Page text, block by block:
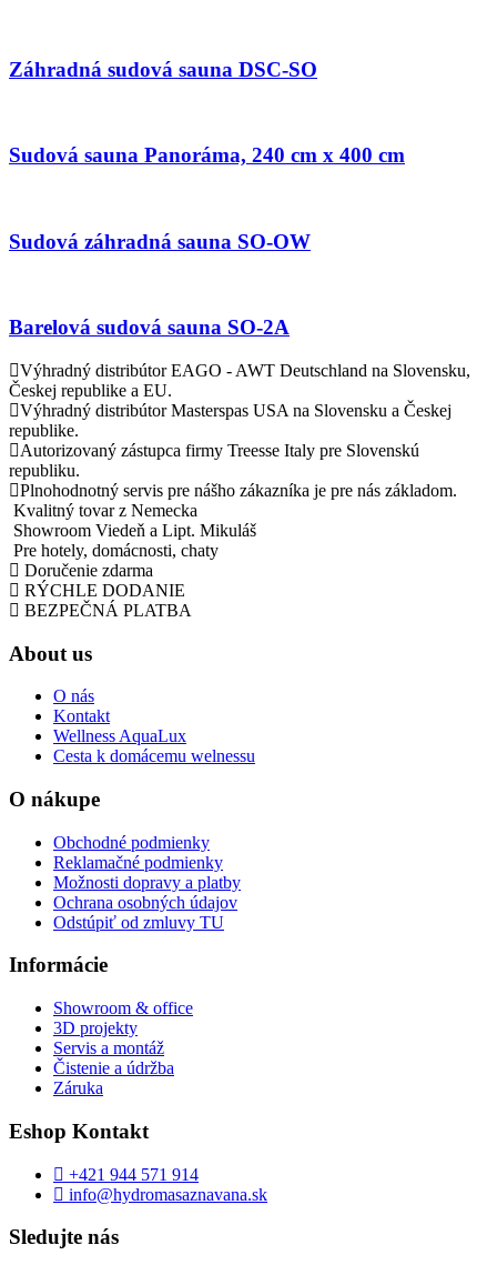
Záhradná sudová sauna DSC-SO
Sudová sauna Panoráma, 240 cm x 400 cm
Sudová záhradná sauna SO-OW
Barelová sudová sauna SO-2A
Výhradný distribútor EAGO - AWT Deutschland na Slovensku,
Českej republike a EU.
Výhradný distribútor Masterspas USA na Slovensku a Českej
republike.
Autorizovaný zástupca firmy Treesse Italy pre Slovenskú
republiku.
Plnohodnotný servis pre nášho zákazníka je pre nás základom.
Kvalitný tovar z Nemecka
Showroom Viedeň a Lipt. Mikuláš
Pre hotely, domácnosti, chaty
Doručenie zdarma
RÝCHLE DODANIE
BEZPEČNÁ PLATBA
About us
O nás
Kontakt
Wellness AquaLux
Cesta k domácemu welnessu
O nákupe
Obchodné podmienky
Reklamačné podmienky
Možnosti dopravy a platby
Ochrana osobných údajov
Odstúpiť od zmluvy TU
Informácie
Showroom & office
3D projekty
Servis a montáž
Čistenie a údržba
Záruka
Eshop Kontakt
+421 944 571 914
info@hydromasaznavana.sk
Sledujte nás